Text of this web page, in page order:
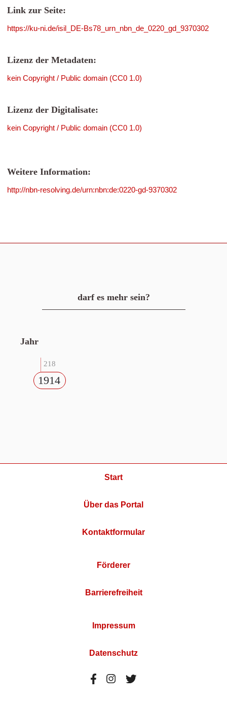
Link zur Seite:
https://ku-ni.de/isil_DE-Bs78_urn_nbn_de_0220_gd_9370302
Lizenz der Metadaten:
kein Copyright / Public domain (CC0 1.0)
Lizenz der Digitalisate:
kein Copyright / Public domain (CC0 1.0)
Weitere Information:
http://nbn-resolving.de/urn:nbn:de:0220-gd-9370302
darf es mehr sein?
Jahr
218
1914
Start
Über das Portal
Kontaktformular
Förderer
Barrierefreiheit
Impressum
Datenschutz